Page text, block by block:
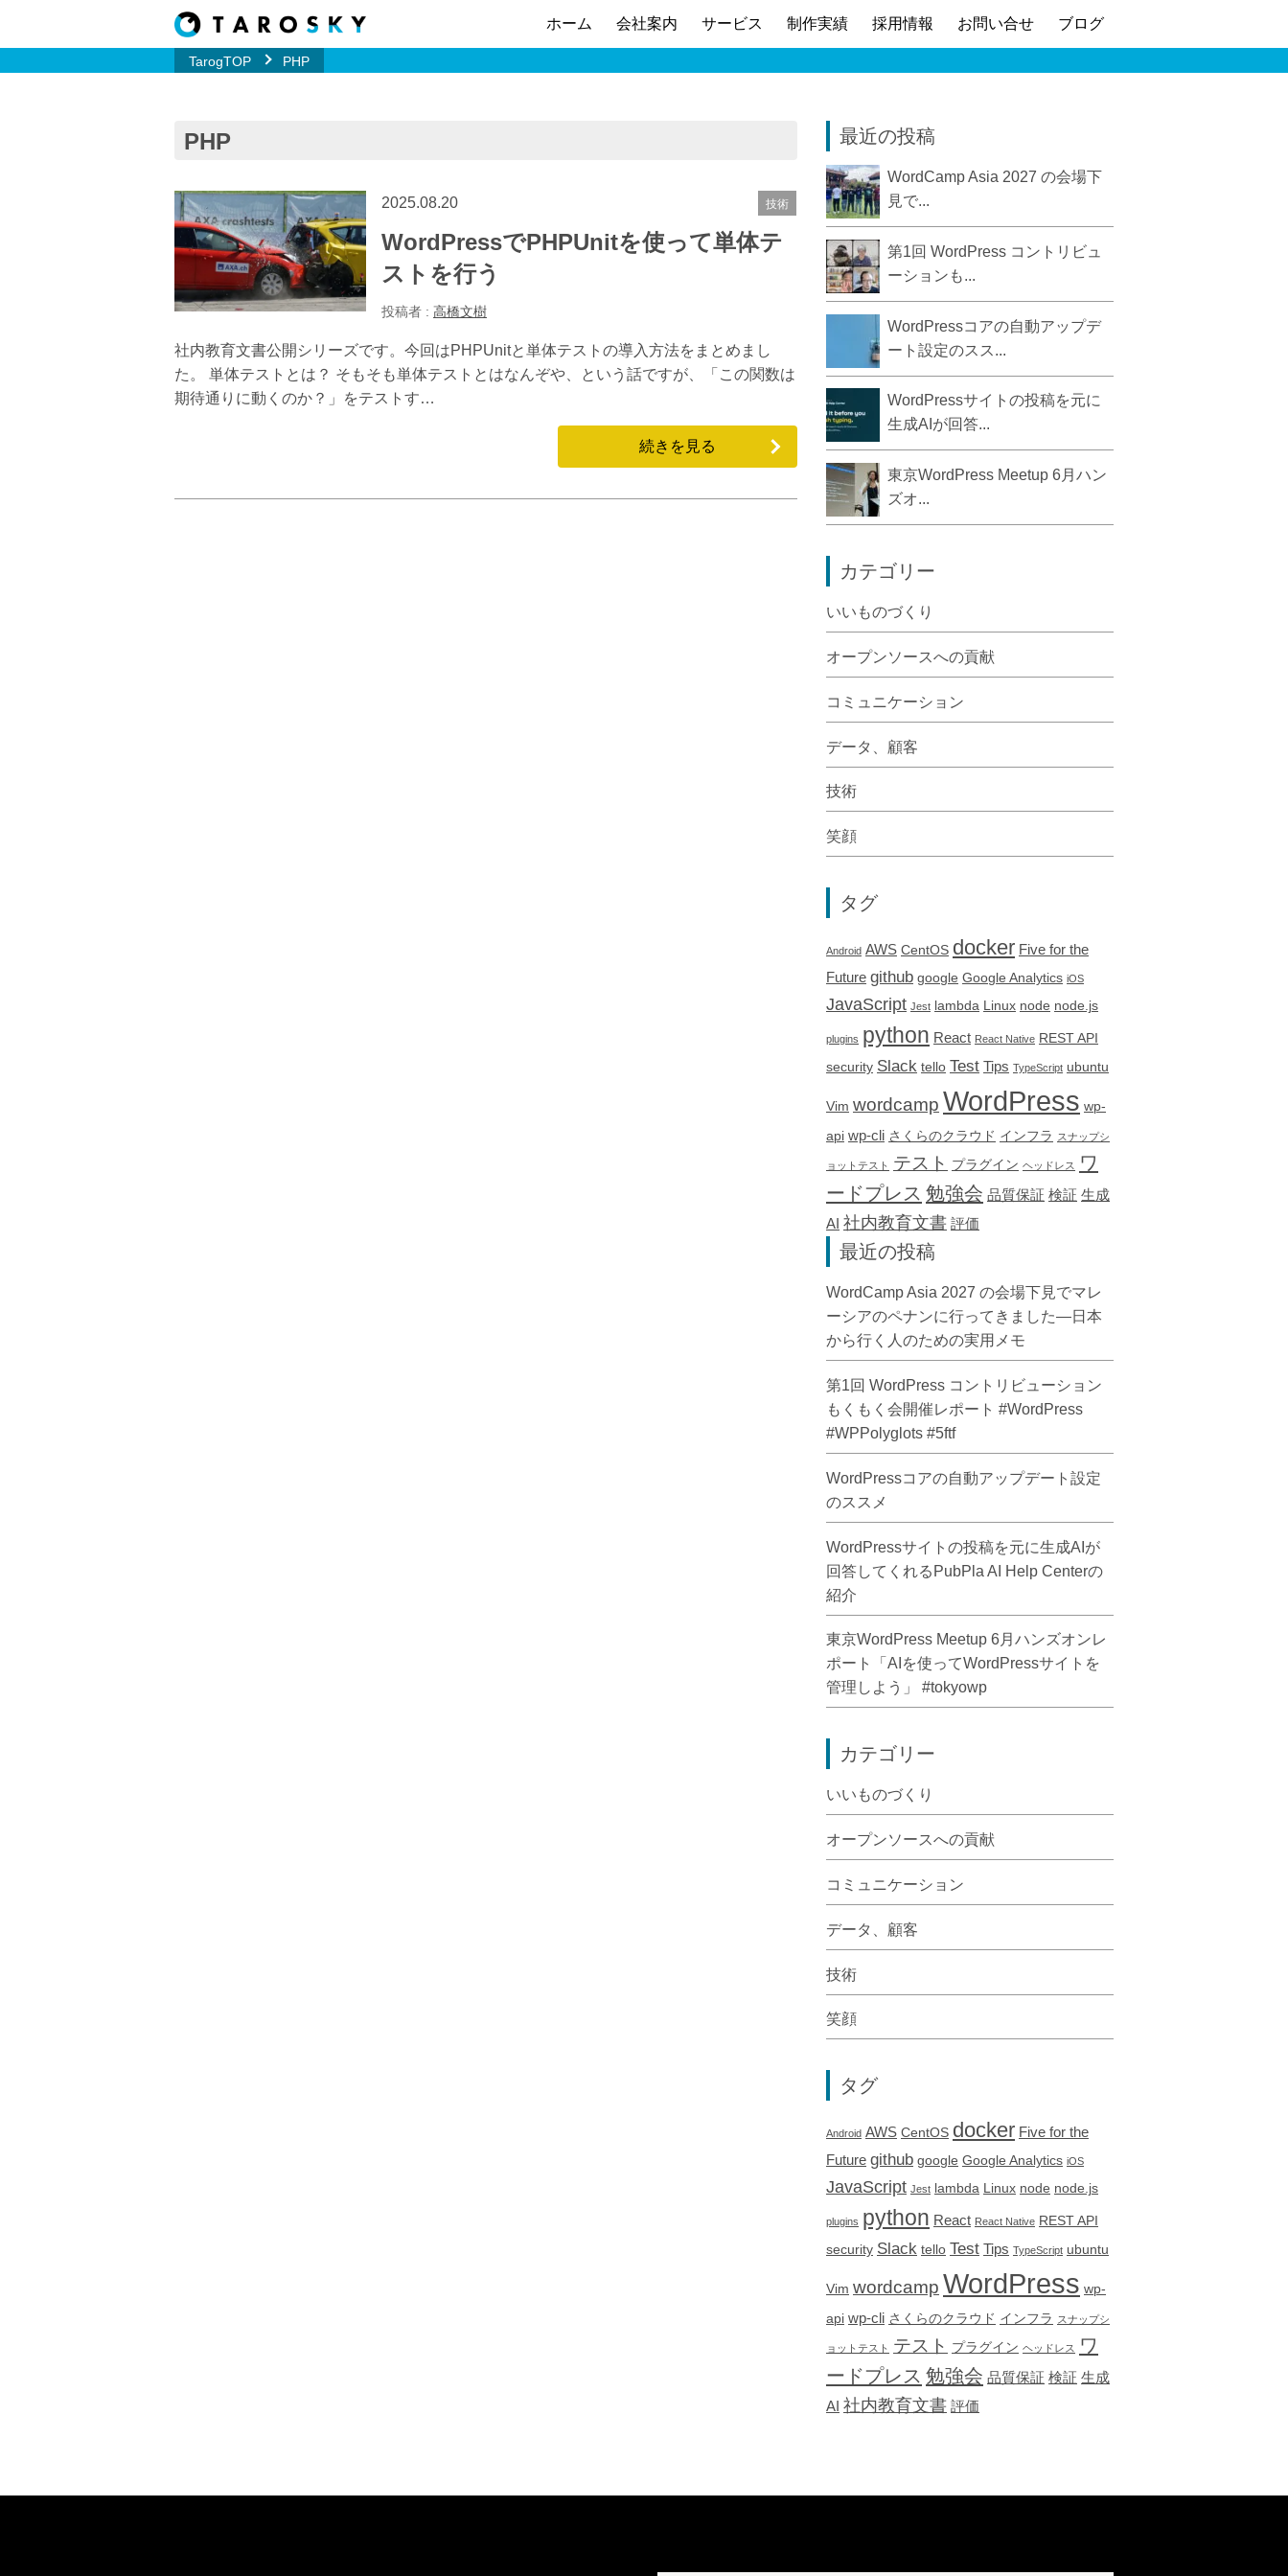
ホーム 会社案内 サービス 制作実績 採用情報 お問い合せ ブログ
TarogTOP PHP
PHP
2025.08.20 技術
WordPressでPHPUnitを使って単体テ
ストを行う
投稿者 : 高橋文樹
社内教育文書公開シリーズです。今回はPHPUnitと単体テストの導入方法をまとめまし
た。 単体テストとは？ そもそも単体テストとはなんぞや、という話ですが、「この関数は
期待通りに動くのか？」をテストす…
続きを見る
最近の投稿
WordCamp Asia 2027 の会場下
見で...
第1回 WordPress コントリビュ
ーションも...
WordPressコアの自動アップデ
ート設定のスス...
WordPressサイトの投稿を元に
生成AIが回答...
東京WordPress Meetup 6月ハン
ズオ...
カテゴリー
いいものづくり
オープンソースへの貢献
コミュニケーション
データ、顧客
技術
笑顔
タグ
Android AWS CentOS docker Five for the
Future github google Google Analytics iOS
JavaScript Jest lambda Linux node node.js
plugins python React React Native REST API
security Slack tello Test Tips TypeScript ubuntu
Vim wordcamp WordPress wp-
api wp-cli さくらのクラウド インフラ スナップシ
ョットテスト テスト プラグイン ヘッドレス
ワ
ードプレス 勉強会 品質保証 検証 生成
AI 社内教育文書 評価
最近の投稿
WordCamp Asia 2027 の会場下見でマレ
ーシアのペナンに行ってきました―日本
から行く人のための実用メモ
第1回 WordPress コントリビューション
もくもく会開催レポート #WordPress
#WPPolyglots #5ftf
WordPressコアの自動アップデート設定
のススメ
WordPressサイトの投稿を元に生成AIが
回答してくれるPubPla AI Help Centerの
紹介
東京WordPress Meetup 6月ハンズオンレ
ポート「AIを使ってWordPressサイトを
管理しよう」 #tokyowp
カテゴリー
いいものづくり
オープンソースへの貢献
コミュニケーション
データ、顧客
技術
笑顔
タグ
Android AWS CentOS docker Five for the
Future github google Google Analytics iOS
JavaScript Jest lambda Linux node node.js
plugins python React React Native REST API
security Slack tello Test Tips TypeScript ubuntu
Vim wordcamp WordPress wp-
api wp-cli さくらのクラウド インフラ スナップシ
ョットテスト テスト プラグイン ヘッドレス
ワ
ードプレス 勉強会 品質保証 検証 生成
AI 社内教育文書 評価